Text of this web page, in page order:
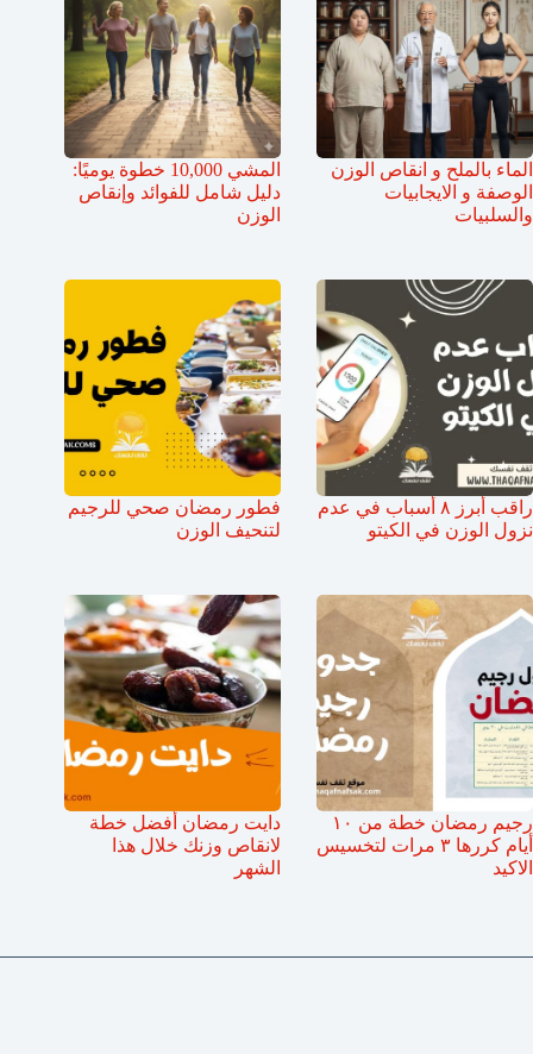
الماء بالملح و انقاص الوزن
الوصفة و الايجابيات
والسلبيات
المشي 10,000 خطوة يوميًا:
دليل شامل للفوائد وإنقاص
الوزن
راقب أبرز ٨ أسباب في عدم
نزول الوزن في الكيتو
فطور رمضان صحي للرجيم
لتنحيف الوزن
رجيم رمضان خطة من ١٠
أيام كررها ٣ مرات لتخسيس
الاكيد
دايت رمضان أفضل خطة
لانقاص وزنك خلال هذا
الشهر